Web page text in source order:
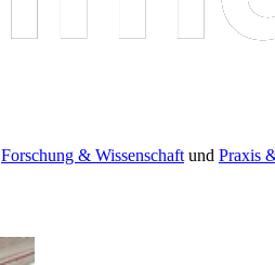
Forschung & Wissenschaft und Praxis